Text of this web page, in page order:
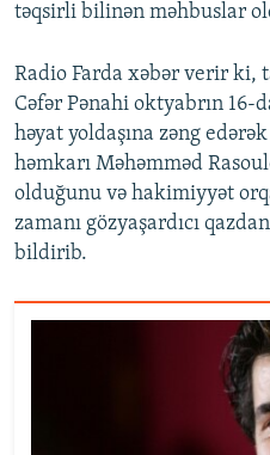
təqsirli bilinən məhbuslar
Radio Farda xəbər verir ki,
Cəfər Pənahi oktyabrın 16-
həyat yoldaşına zəng
həmkarı Məhəmməd
olduğunu və hakimiyyət
zamanı gözyaşardıcı
bildirib.